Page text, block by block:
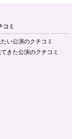
コミ
い公演のクチコミ
きた公演のクチコミ